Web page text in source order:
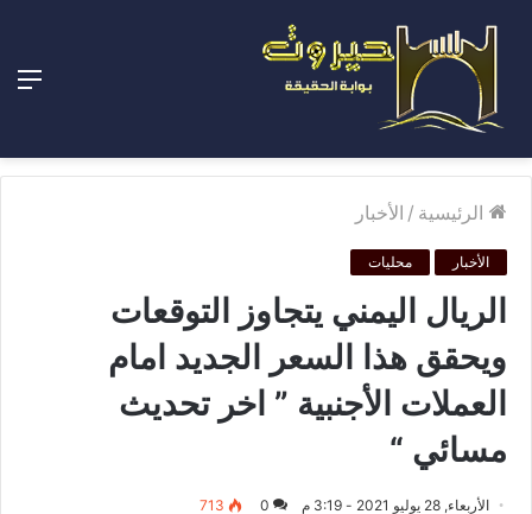
الرئيسية / الأخبار
الأخبار محليات
الريال اليمني يتجاوز التوقعات
ويحقق هذا السعر الجديد امام
العملات الأجنبية ” اخر تحديث
مسائي “
الأربعاء, 28 يوليو 2021 - 3:19 م 0
713